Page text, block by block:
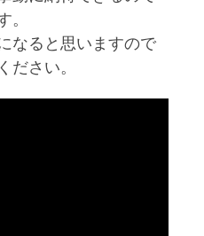
なると思いますので
ださい。